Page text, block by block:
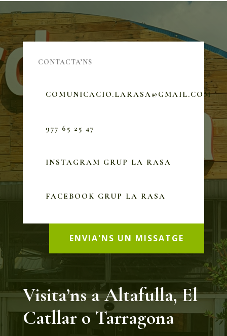
CONTACTA’NS
COMUNICACIO.LARASA@GMAIL.COM
977 65 25 47
INSTAGRAM GRUP LA RASA
FACEBOOK GRUP LA RASA
ENVIA'NS UN MISSATGE
Visita’ns a Altafulla, El
Catllar o Tarragona